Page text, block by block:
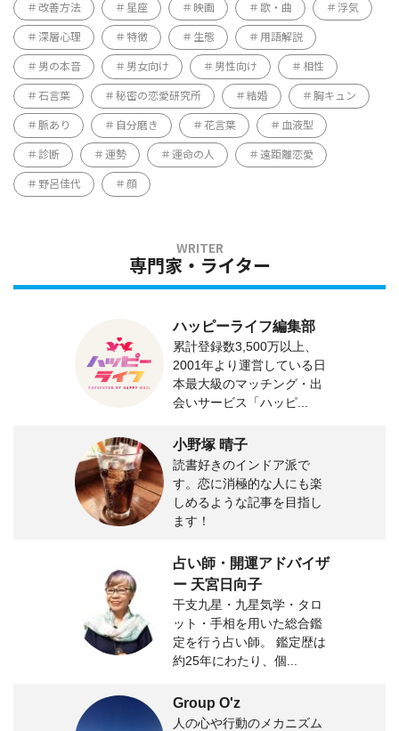
改善方法 星座 映画 歌・曲 浮気
深層心理 特徴 生態 用語解説
男の本音 男女向け 男性向け 相性
石言葉 秘密の恋愛研究所 結婚 胸キュン
脈あり 自分磨き 花言葉 血液型
診断 運勢 運命の人 遠距離恋愛
野呂佳代 顔
専門家・ライター
ハッピーライフ編集部
累計登録数3,500万以上、
2001年より運営している日
本最大級のマッチング・出
会いサービス「ハッピ...
小野塚 晴子
読書好きのインドア派で
す。恋に消極的な人にも楽
しめるような記事を目指し
ます！
占い師・開運アドバイザ
ー 天宮日向子
干支九星・九星気学・タロ
ット・手相を用いた総合鑑
定を行う占い師。 鑑定歴は
約25年にわたり、個...
Group O'z
人の心や行動のメカニズム